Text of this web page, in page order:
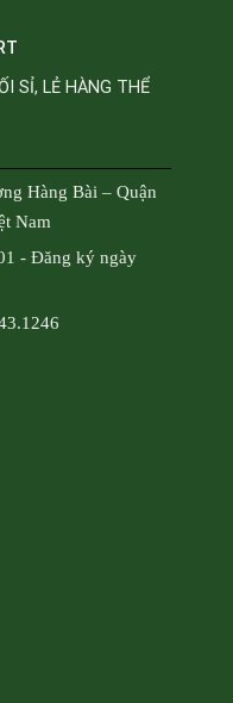
SỈ, LẺ HÀNG THỂ
Hàng Bài – Quận
Nam
- Đăng ký ngày